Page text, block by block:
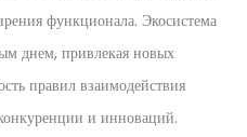
функционала. Экосистема
днем, привлекая новых
правил взаимодействия
и инноваций.